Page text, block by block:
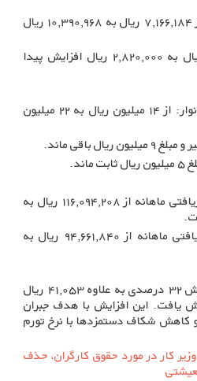
حق اولاد (برای هر فرزند): از ۷,۱۶۶,۱۸۴ ریال به ۱۰,۳۹۰,۹۶۸ ریال
پایه سنوات از ۲,۱۰۰,۰۰۰ ریال به ۲,۸۲۰,۰۰۰ ریال افزایش پیدا
کمک هزینه اقلام مصرفی خانوار: از ۱۴ میلیون ریال به ۲۲ میلیون
باقی ماند.
کارگر متاهل با دو فرزند: دریافتی ماهانه از ۱۱۶,۰۹۴,۲۰۸ ریال به
کارگر مجرد بدون سابقه:دریافتی ماهانه از ۹۴,۶۶۱,۸۴۰ ریال به
سایر سطوح مزدی نیز با افزایش ۳۲ درصدی به علاوه ۴۱,۰۵۳ ریال
یافت. این افزایش با هدف جبران
شکاف دستمزدها با نرخ تورم
کار در مورد حقوق کارگران، حذف